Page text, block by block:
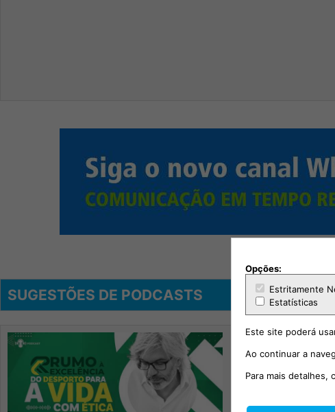
SUGESTÕES DE PODCASTS
Opções:
Estritamente
Estatísticas
Este site poderá
Ao continuar a
Para mais detalhes,